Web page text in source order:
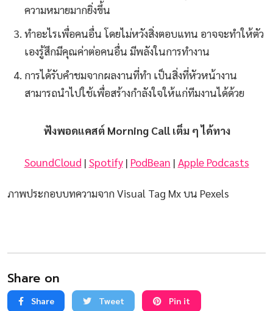
ความหมายมากยิ่งขึ้น
ทำอะไรเพื่อคนอื่น โดยไม่หวังสิ่งตอบแทน อาจจะทำให้ตัว
เองรู้สึกมีคุณค่าต่อคนอื่น มีพลังในการทำงาน
การได้รับคำชมจากผลงานที่ทำ เป็นสิ่งที่หัวหน้างาน
สามารถนำไปใช้เพื่อสร้างกำลังใจให้แก่ทีมงานได้ด้วย
ฟังพอดแคสต์ Morning Call เต็ม ๆ ได้ทาง
SoundCloud | Spotify| PodBean | Apple Podcasts
ภาพประกอบบทความจาก Visual Tag Mx บน Pexels
Share on
Share Tweet Pin it